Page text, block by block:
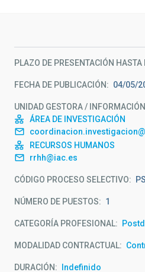
PLAZO DE PRESENTACIÓN HASTA
FECHA DE PUBLICACIÓN 04/05/
UNIDAD GESTORA / INFORMACIÓN
ÁREA DE INVESTIGACIÓN
RECURSOS HUMANOS
rrhh@iac.es
CÓDIGO PROCESO SELECTIVO
NÚMERO DE PUESTOS 1
CATEGORÍA PROFESIONAL
MODALIDAD CONTRACTUAL
DURACIÓN Indefinido